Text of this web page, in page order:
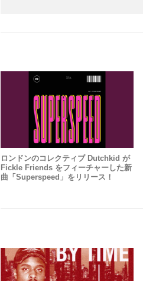
ロンドンのコレクティブ Dutchkid が
Fickle Friends をフィーチャーした新
曲「Superspeed」をリリース！